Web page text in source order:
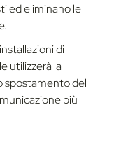
ed eliminano le
di
utilizzerà la
spostamento del
più